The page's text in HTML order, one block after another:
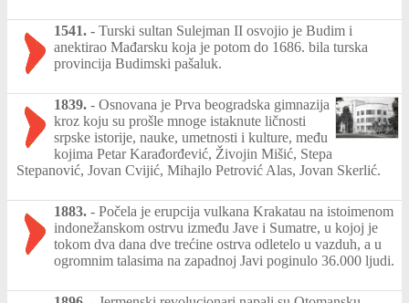
1541. - Turski sultan Sulejman II osvojio je Budim i
anektirao Mađarsku koja je potom do 1686. bila turska
provincija Budimski pašaluk.
1839. - Osnovana je Prva beogradska gimnazija
kroz koju su prošle mnoge istaknute ličnosti
srpske istorije, nauke, umetnosti i kulture, među
kojima Petar Karađorđević, Živojin Mišić, Stepa
Stepanović, Jovan Cvijić, Mihajlo Petrović Alas, Jovan Skerlić.
1883. - Počela je erupcija vulkana Krakatau na istoimenom
indonežanskom ostrvu između Jave i Sumatre, u kojoj je
tokom dva dana dve trećine ostrva odletelo u vazduh, a u
ogromnim talasima na zapadnoj Javi poginulo 36.000 ljudi.